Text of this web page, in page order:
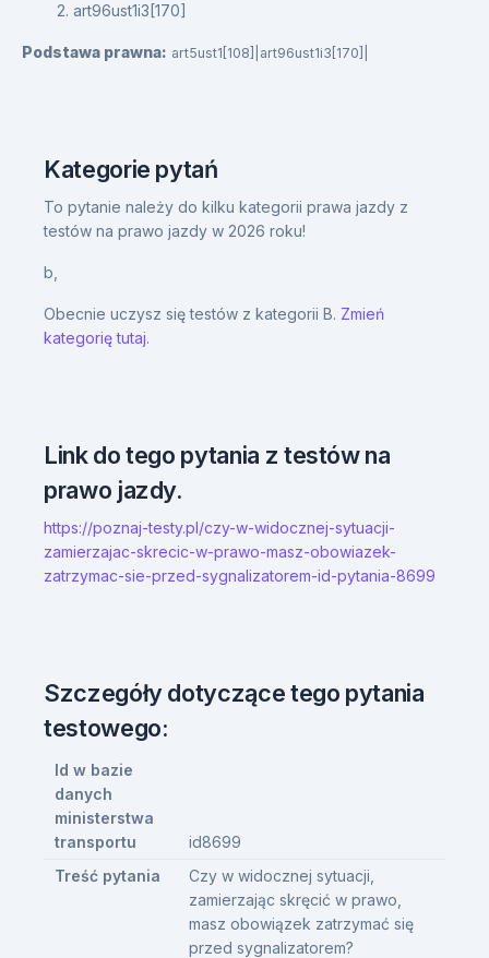
2. art96ust1i3[170]
Podstawa prawna: art5ust1[108]|art96ust1i3[170]|
Kategorie pytań
To pytanie należy do kilku kategorii prawa jazdy z
testów na prawo jazdy w 2026 roku!
b,
Obecnie uczysz się testów z kategorii B. Zmień
kategorię tutaj.
Link do tego pytania z testów na
prawo jazdy.
https://poznaj-testy.pl/czy-w-widocznej-sytuacji-
zamierzajac-skrecic-w-prawo-masz-obowiazek-
zatrzymac-sie-przed-sygnalizatorem-id-pytania-8699
Szczegóły dotyczące tego pytania
testowego:
Id w bazie
danych
ministerstwa
transportu
id8699
Treść pytania
Czy w widocznej sytuacji,
zamierzając skręcić w prawo,
masz obowiązek zatrzymać się
przed sygnalizatorem?